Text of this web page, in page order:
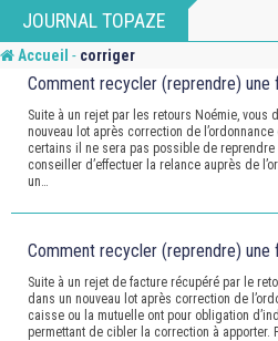
to
content
JOURNAL TOPAZE
Accueil - corriger
Comment recycler (reprendre) une
Suite à un rejet par les retours Noémie, vous
nouveau lot après correction de
certains il ne sera pas possible de
conseiller d’effectuer la relance auprès de
un…
Comment recycler (reprendre) une
Suite à un rejet de facture récupéré par le
dans un nouveau lot après correction de
caisse ou la mutuelle ont pour obligation
permettant de cibler la correction à apporter.